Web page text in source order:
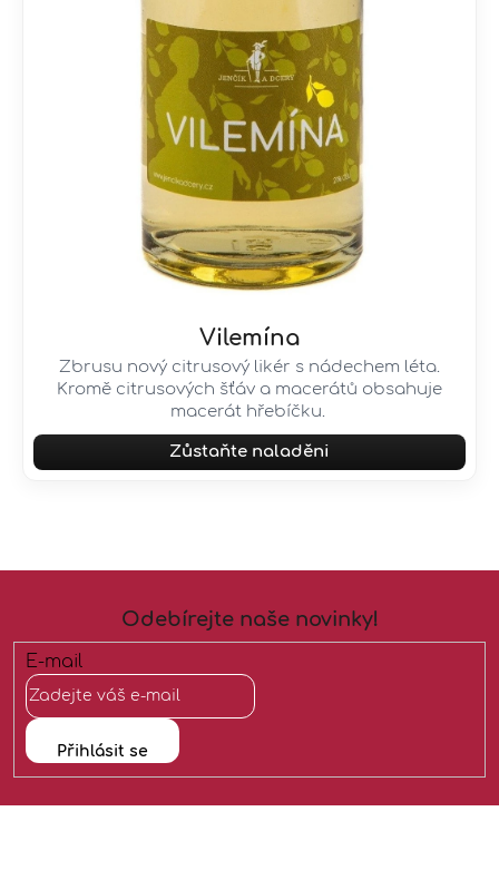
Vilemína
Zbrusu nový citrusový likér s nádechem léta.
Kromě citrusových šťáv a macerátů obsahuje
macerát hřebíčku.
Zůstaňte naladěni
p
Odebírejte naše novinky!
E-mail
Přihlásit se